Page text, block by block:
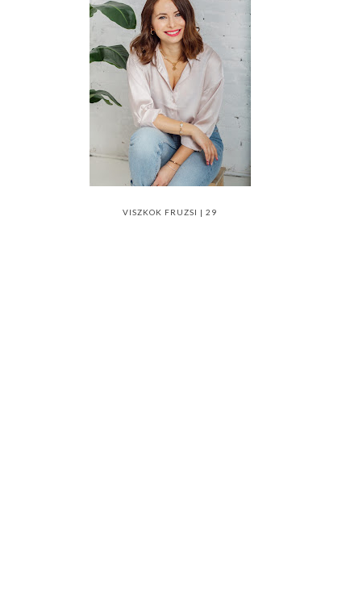
VISZKOK FRUZSI | 29